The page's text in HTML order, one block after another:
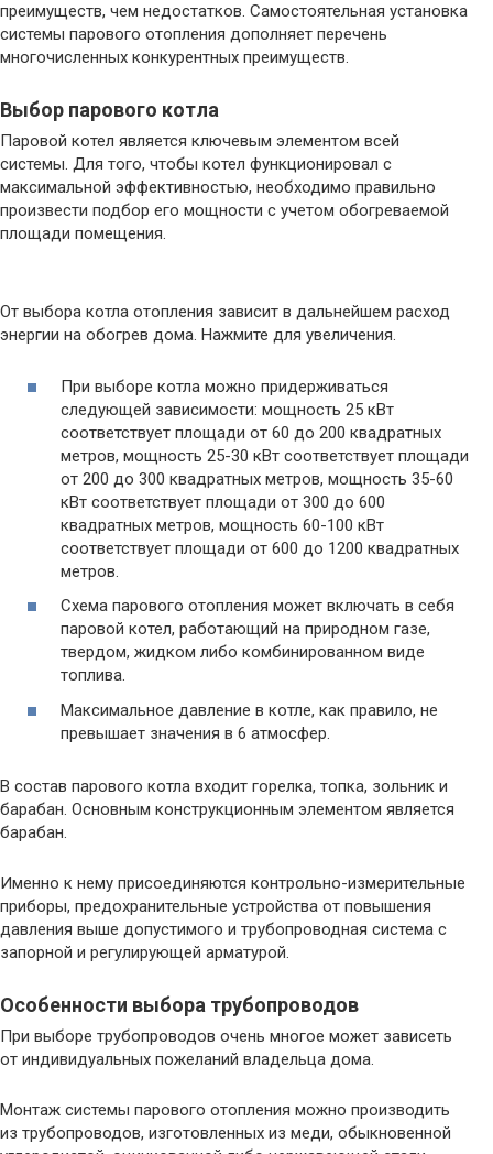
преимуществ, чем недостатков. Самостоятельная установка
системы парового отопления дополняет перечень
многочисленных конкурентных преимуществ.
Выбор парового котла
Паровой котел является ключевым элементом всей
системы. Для того, чтобы котел функционировал с
максимальной эффективностью, необходимо правильно
произвести подбор его мощности с учетом обогреваемой
площади помещения.
От выбора котла отопления зависит в дальнейшем расход
энергии на обогрев дома. Нажмите для увеличения.
При выборе котла можно придерживаться
следующей зависимости: мощность 25 кВт
соответствует площади от 60 до 200 квадратных
метров, мощность 25-30 кВт соответствует площади
от 200 до 300 квадратных метров, мощность 35-60
кВт соответствует площади от 300 до 600
квадратных метров, мощность 60-100 кВт
соответствует площади от 600 до 1200 квадратных
метров.
Схема парового отопления может включать в себя
паровой котел, работающий на природном газе,
твердом, жидком либо комбинированном виде
топлива.
Максимальное давление в котле, как правило, не
превышает значения в 6 атмосфер.
В состав парового котла входит горелка, топка, зольник и
барабан. Основным конструкционным элементом является
барабан.
Именно к нему присоединяются контрольно-измерительные
приборы, предохранительные устройства от повышения
давления выше допустимого и трубопроводная система с
запорной и регулирующей арматурой.
Особенности выбора трубопроводов
При выборе трубопроводов очень многое может зависеть
от индивидуальных пожеланий владельца дома.
Монтаж системы парового отопления можно производить
из трубопроводов, изготовленных из меди, обыкновенной